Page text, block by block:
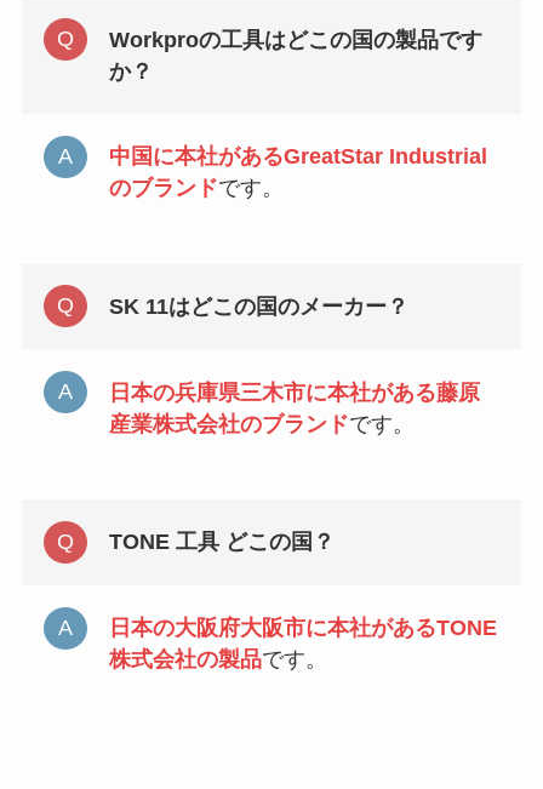
Workproの工具はどこの国の製品です
か？
中国に本社があるGreatStar Industrial
のブランドです。
SK 11はどこの国のメーカー？
日本の兵庫県三木市に本社がある藤原
産業株式会社のブランドです。
TONE 工具 どこの国？
日本の大阪府大阪市に本社があるTONE
株式会社の製品です。